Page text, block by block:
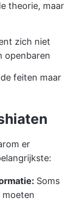
theorie, maar
zich niet
openbaren
feiten maar
er
Soms
moeten